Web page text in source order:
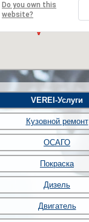
Do you own this
website?
VEREI-Услуги
Кузовной ремонт
ОСАГО
Покраска
Дизель
Двигатель